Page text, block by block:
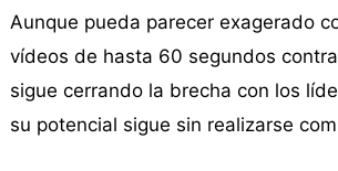
Aunque pueda parecer exagerado
vídeos de hasta 60 segundos
sigue cerrando la brecha con los
su potencial sigue sin realizarse